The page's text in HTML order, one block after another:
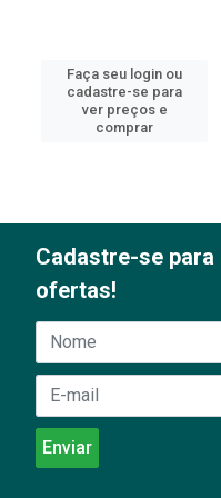
Faça seu login ou
cadastre-se para
ver preços e
comprar
Cadastre-se
ofertas!